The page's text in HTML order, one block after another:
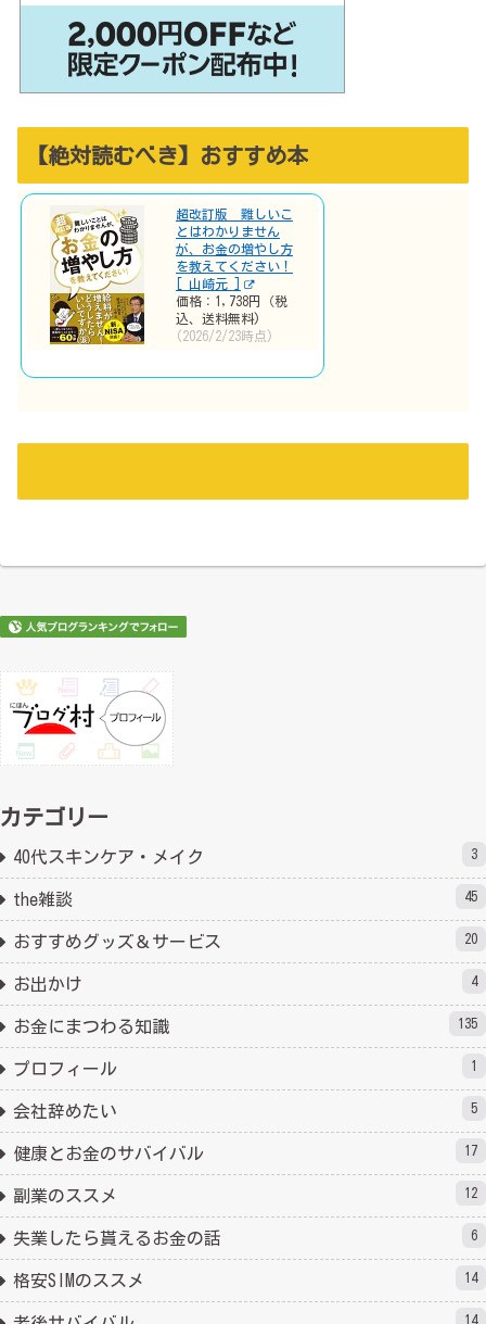
【絶対読むべき】おすすめ本
超改訂版 難しいこ
とはわかりません
が、お金の増やし方
を教えてください！
[ 山崎元 ]
価格：1,738円（税
込、送料無料)
(2026/2/23時点)
カテゴリー
40代スキンケア・メイク 3
the雑談 45
おすすめグッズ＆サービス 20
お出かけ 4
お金にまつわる知識 135
プロフィール 1
会社辞めたい 5
健康とお金のサバイバル 17
副業のススメ 12
失業したら貰えるお金の話 6
格安SIMのススメ 14
14